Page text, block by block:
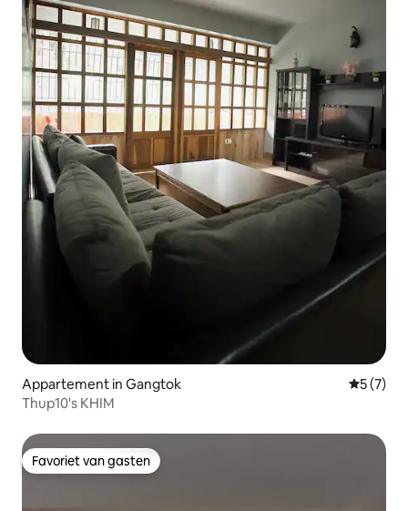
Appartement in Gangtok
5 (7)
Thup10's KHIM
Favoriet van gasten
Favoriet van gasten